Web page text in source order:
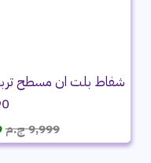
max
9,999ج.م